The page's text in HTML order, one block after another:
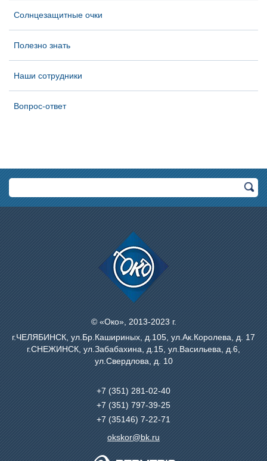
Солнцезащитные очки
Полезно знать
Наши сотрудники
Вопрос-ответ
© «Око», 2013-2023 г.
г.ЧЕЛЯБИНСК, ул.Бр.Кашириных, д.105, ул.Ак.Королева, д. 17
г.СНЕЖИНСК, ул.Забабахина, д.15, ул.Васильева, д.6,
ул.Свердлова, д. 10
+7 (351) 281-02-40
+7 (351) 797-39-25
+7 (35146) 7-22-71
okskor@bk.ru